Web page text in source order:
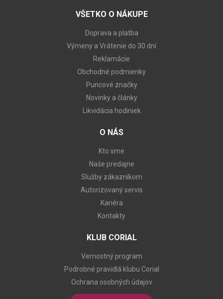
VŠETKO O NÁKUPE
Doprava a platba
Výmeny a Vrátenie do 30 dní
Reklamácie
Obchodné podmienky
Puncové značky
Novinky a články
Likvidácia hodiniek
O NÁS
Kto sme
Naše predajne
Služby zákazníkom
Autorizovaný servis
Kariéra
Kontakty
KLUB CORIAL
Vernostný program
Podrobné pravidlá klubu Corial
Ochrana osobných údajov